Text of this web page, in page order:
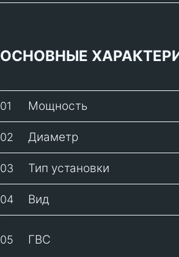
ОСНОВНЫЕ
01 Мощность
02 Диаметр
03 Тип установки
04 Вид
05 ГВС